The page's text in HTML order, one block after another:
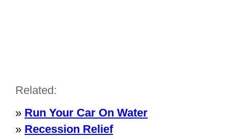
Related:
» Run Your Car On Water
» Recession Relief